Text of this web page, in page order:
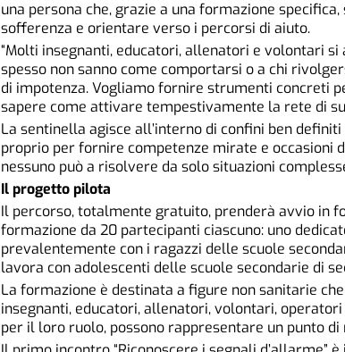
una persona che, grazie a una formazione
sofferenza e orientare verso i percorsi di aiuto.
“Molti insegnanti, educatori, allenatori e volontari si
spesso non sanno come comportarsi o a chi
di impotenza. Vogliamo fornire strumenti concreti
sapere come attivare tempestivamente la rete di
La sentinella agisce all’interno di confini ben
proprio per fornire competenze mirate e occasioni
nessuno può a risolvere da solo situazioni
Il progetto pilota
Il percorso, totalmente gratuito, prenderà avvio in
formazione da 20 partecipanti ciascuno: uno
prevalentemente con i ragazzi delle scuole
lavora con adolescenti delle scuole secondarie di
La formazione è destinata a figure non sanitarie
insegnanti, educatori, allenatori, volontari,
per il loro ruolo, possono rappresentare un punto